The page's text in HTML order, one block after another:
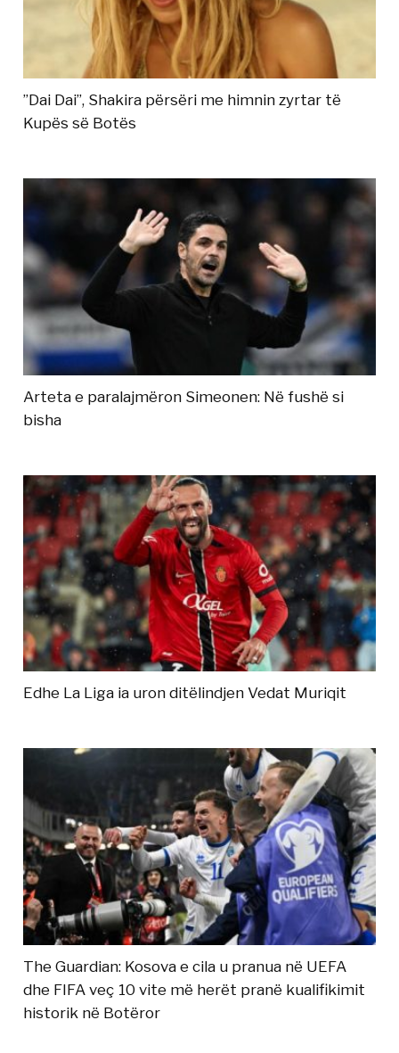
”Dai Dai”, Shakira përsëri me himnin zyrtar të
Kupës së Botës
Arteta e paralajmëron Simeonen: Në fushë si
bisha
Edhe La Liga ia uron ditëlindjen Vedat Muriqit
The Guardian: Kosova e cila u pranua në UEFA
dhe FIFA veç 10 vite më herët pranë kualifikimit
historik në Botëror